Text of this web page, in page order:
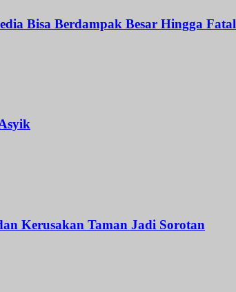
Bisa Berdampak Besar Hingga Fatal
Kerusakan Taman Jadi Sorotan